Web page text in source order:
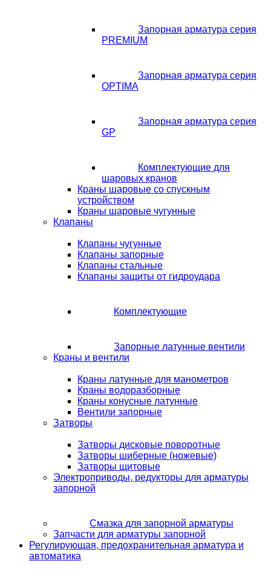
Запорная арматура серия
PREMIUM
Запорная арматура серия
OPTIMA
Запорная арматура серия
GP
Комплектующие для
шаровых кранов
Краны шаровые со спускным
устройством
Краны шаровые чугунные
Клапаны
Клапаны чугунные
Клапаны запорные
Клапаны стальные
Клапаны защиты от гидроудара
Комплектующие
Запорные латунные вентили
Краны и вентили
Краны латунные для манометров
Краны водоразборные
Краны конусные латунные
Вентили запорные
Затворы
Затворы дисковые поворотные
Затворы шиберные (ножевые)
Затворы щитовые
Электроприводы, редукторы для арматуры
запорной
Смазка для запорной арматуры
Запчасти для арматуры запорной
Регулирующая, предохранительная арматура и
автоматика